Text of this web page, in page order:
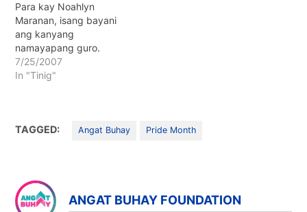
Para kay Noahlyn
Maranan, isang bayani
ang kanyang
namayapang guro.
7/25/2007
In "Tinig"
TAGGED: Angat Buhay Pride Month
ANGAT BUHAY FOUNDATION